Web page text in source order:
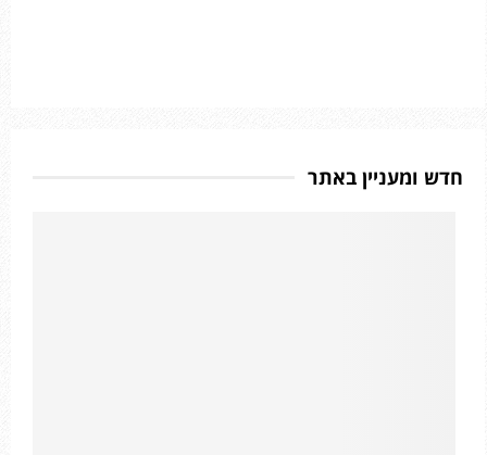
חדש ומעניין באתר